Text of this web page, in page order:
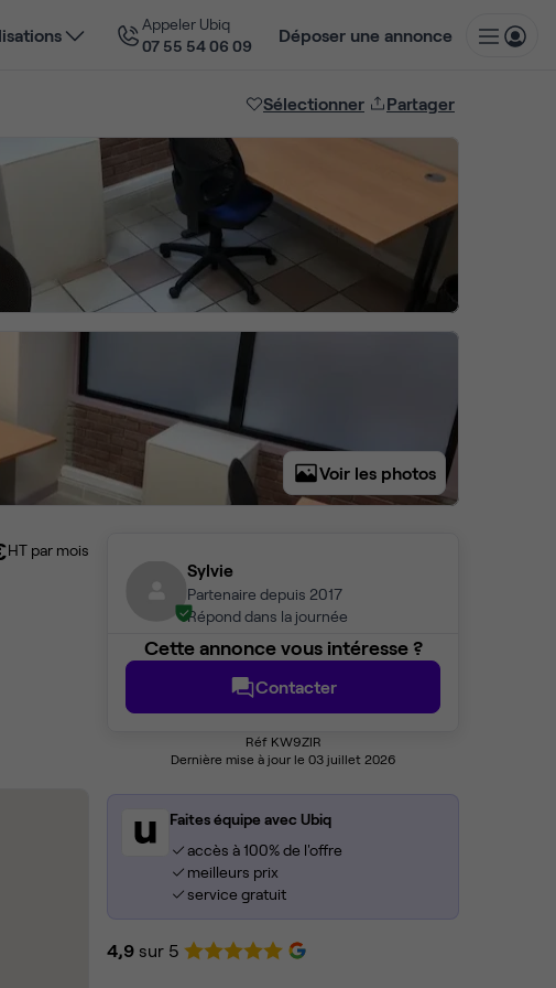
Appeler Ubiq
07 55 54 06 09
Déposer une annonce
Sélectionner Partager
Voir les photos
Sylvie
Partenaire depuis 2017
Répond dans la journée
Cette annonce vous intéresse ?
Contacter
Réf KW9ZIR
Dernière mise à jour le 03 juillet 2026
Faites équipe avec Ubiq
accès à 100% de l'offre
meilleurs prix
service gratuit
4,9 sur 5
HT par mois